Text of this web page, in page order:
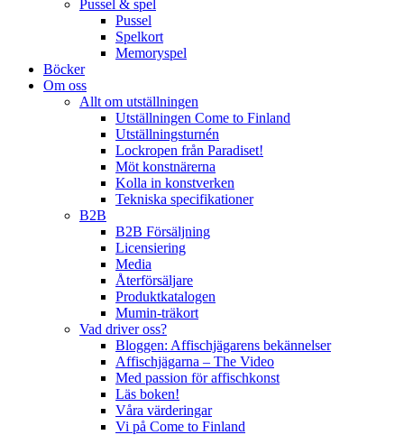
Pussel & spel
Pussel
Spelkort
Memoryspel
Böcker
Om oss
Allt om utställningen
Utställningen Come to Finland
Utställningsturnén
Lockropen från Paradiset!
Möt konstnärerna
Kolla in konstverken
Tekniska specifikationer
B2B
B2B Försäljning
Licensiering
Media
Återförsäljare
Produktkatalogen
Mumin-träkort
Vad driver oss?
Bloggen: Affischjägarens bekännelser
Affischjägarna – The Video
Med passion för affischkonst
Läs boken!
Våra värderingar
Vi på Come to Finland